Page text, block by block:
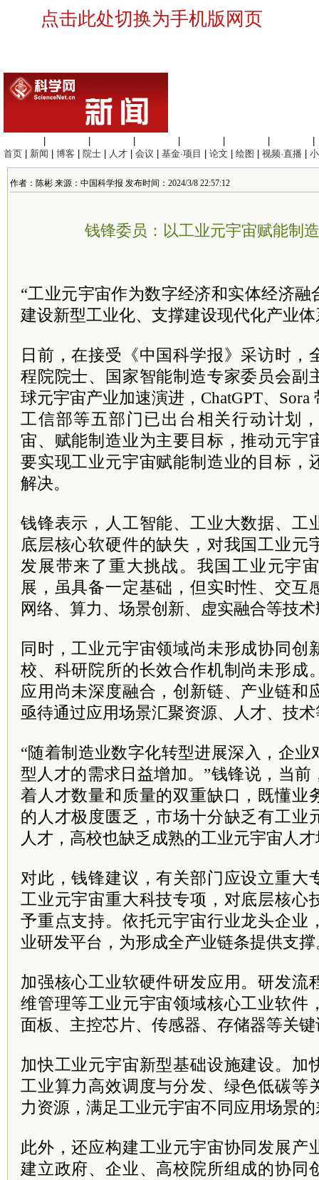
点击此处切换为手机版网页
首页
新闻 博客 院士 人才 会议 基金·项目 论文 绘图 视频·直播
作者：陈彬 来源：中国科学报 发布时间：2024/3/8 22:57:12
钱锋委员：以工业元宇宙赋能制
“工业元宇宙作为数字经济和实体经济
建设新型工业化、支撑建设现代化产业
日前，在接受《中国科学报》采访时，
程院院士、国家智能制造专家委员会副
球元宇宙产业加速演进，ChatGPT、
工信部等五部门已出台相关行动计划
宙、赋能制造业为主要目标，推动元宇
要实现工业元宇宙赋能制造业的目标，
解决。
钱锋表示，人工智能、工业大数据、工
底层核心软硬件的缺失，对我国工业元
发展带来了重大挑战。我国工业元宇
展，虽具备一定基础，但实时性、交互
网络、算力、场景创新、虚实融合等技
同时，工业元宇宙领域尚未形成协同创
校、科研院所的长效合作机制尚未形成
应用尚未深度融合，创新链、产业链和
亟待通过应用场景汇聚资源、人才、技
“随着制造业数字化转型进展深入，企
型人才的需求日益增加。”钱锋说，当
着人才数量和质量的双重缺口，既懂业
的人才极度匮乏，市场十分缺乏有工业
人才，高校也缺乏成熟的工业元宇宙人
对此，钱锋建议，有关部门应设立重大
工业元宇宙重大科技专项，对底层核心
予重点支持。依托元宇宙行业龙头企业
业研发平台，为形成全产业链条提供支撑
加强核心工业软硬件研发应用。研发流
维管理等工业元宇宙领域核心工业软件
面板、主控芯片、传感器、存储器等关
加快工业元宇宙新型基础设施建设。加
工业算力高效调度与分发、绿色低碳等
力资源，满足工业元宇宙不同应用场景
此外，还应构建工业元宇宙协同发展产
建立政府、企业、高校院所组成的协同